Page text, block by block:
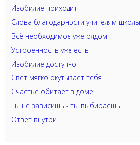
Изобилие приходит
Слова благодарности учителям школы
Всё необходимое уже рядом
Устроенность уже есть
Изобилие доступно
Свет мягко окутывает тебя
Счастье обитает в доме
Ты не зависишь - ты выбираешь
Ответ внутри